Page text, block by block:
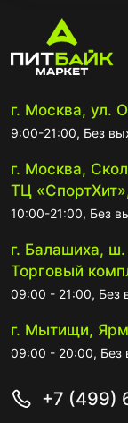
г. Москва, ул.
9:00-21:00, Без
г. Москва,
ТЦ
10:00-21:00, Без
г. Балашиха, ш.
Торговый
09:00 - 21:00, Без
г. Мытищи,
09:00 - 20:00, Без
+7 (499)